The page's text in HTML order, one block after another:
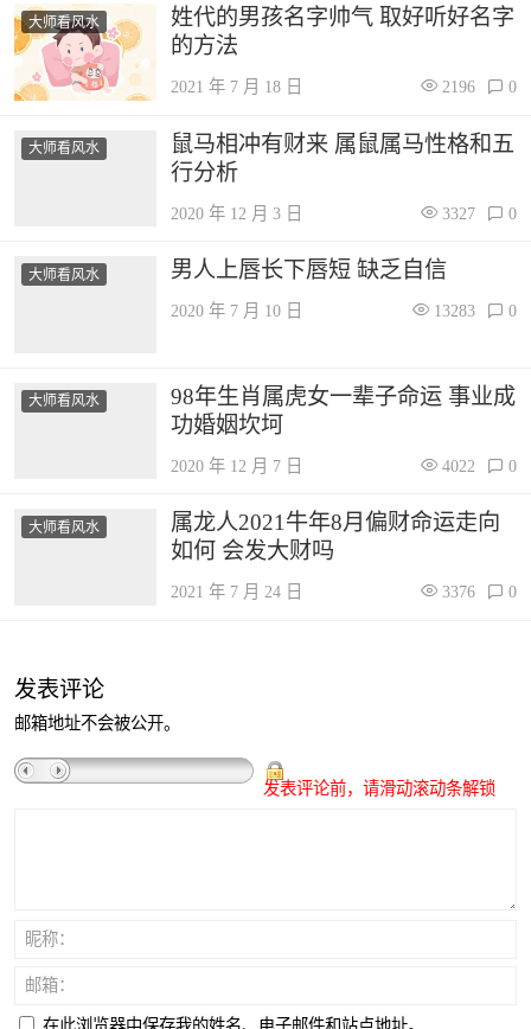
大师看风水
姓代的男孩名字帅气 取好听好名字
的方法
2021 年 7 月 18 日 2196 0
大师看风水
鼠马相冲有财来 属鼠属马性格和五
行分析
2020 年 12 月 3 日 3327 0
大师看风水 男人上唇长下唇短 缺乏自信
2020 年 7 月 10 日 13283 0
大师看风水
98年生肖属虎女一辈子命运 事业成
功婚姻坎坷
2020 年 12 月 7 日 4022 0
大师看风水
属龙人2021牛年8月偏财命运走向
如何 会发大财吗
2021 年 7 月 24 日 3376 0
发表评论
邮箱地址不会被公开。
发表评论前，请滑动滚动条解锁
昵称：
邮箱：